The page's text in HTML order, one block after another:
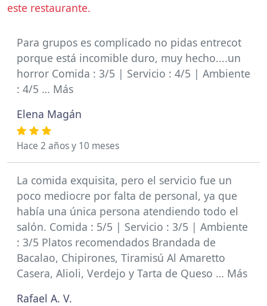
este restaurante.
Para grupos es complicado no pidas entrecot
porque está incomible duro, muy hecho....un
horror Comida : 3/5 | Servicio : 4/5 | Ambiente
: 4/5 … Más
Elena Magán
Hace 2 años y 10 meses
La comida exquisita, pero el servicio fue un
poco mediocre por falta de personal, ya que
había una única persona atendiendo todo el
salón. Comida : 5/5 | Servicio : 3/5 | Ambiente
: 3/5 Platos recomendados Brandada de
Bacalao, Chipirones, Tiramisú Al Amaretto
Casera, Alioli, Verdejo y Tarta de Queso … Más
Rafael A. V.